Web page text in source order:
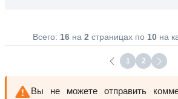
Всего: 16на 2 страницах по 10на
1 2
Вы не можете отправить